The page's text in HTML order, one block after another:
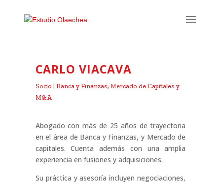
CARLO VIACAVA
Socio | Banca y Finanzas, Mercado de Capitales y
M&A
Abogado con más de 25 años de trayectoria
en el área de Banca y Finanzas, y Mercado de
capitales. Cuenta además con una amplia
experiencia en fusiones y adquisiciones.
Su práctica y asesoría incluyen negociaciones,